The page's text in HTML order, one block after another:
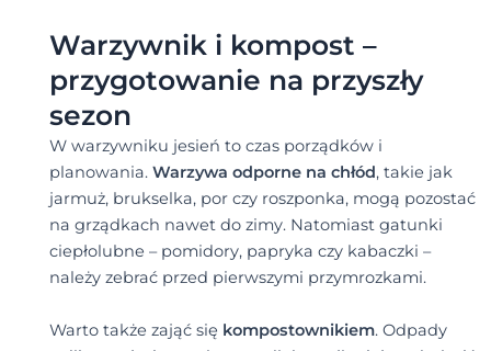
Warzywnik i kompost –
przygotowanie na przyszły
sezon
W warzywniku jesień to czas porządków i
planowania. Warzywa odporne na chłód, takie jak
jarmuż, brukselka, por czy roszponka, mogą pozostać
na grządkach nawet do zimy. Natomiast gatunki
ciepłolubne – pomidory, papryka czy kabaczki –
należy zebrać przed pierwszymi przymrozkami.
Warto także zająć się kompostownikiem. Odpady